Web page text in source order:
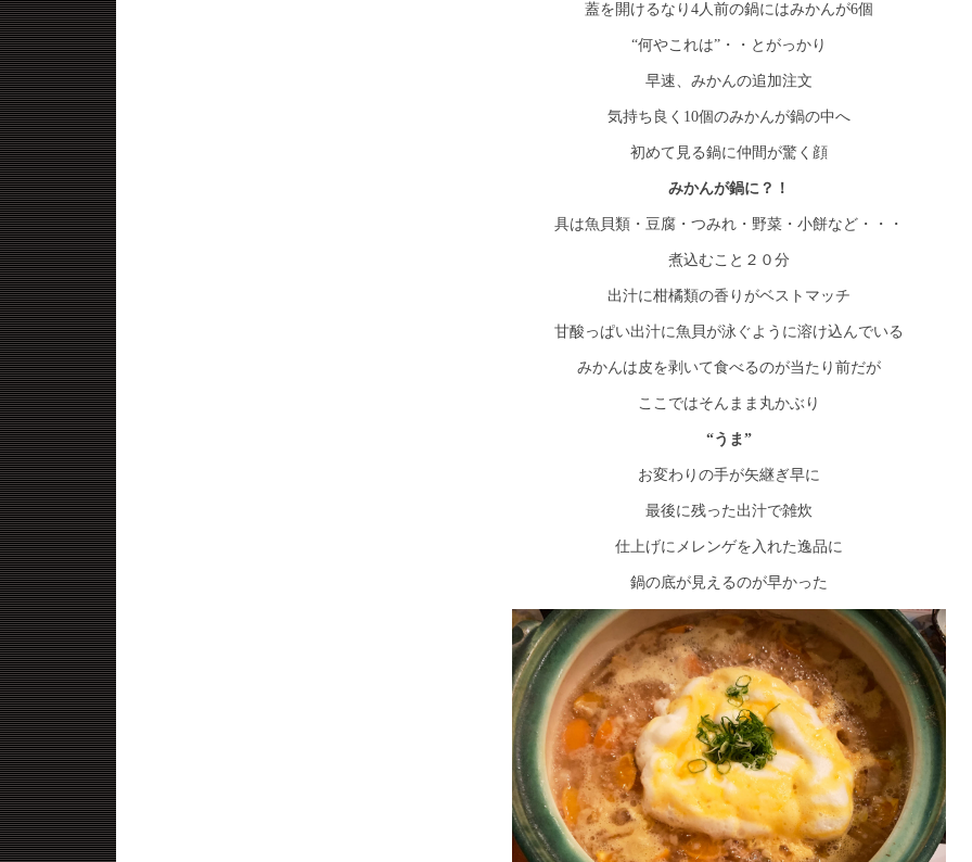
蓋を開けるなり4人前の鍋にはみかんが6個
“何やこれは”・・とがっかり
早速、みかんの追加注文
気持ち良く10個のみかんが鍋の中へ
初めて見る鍋に仲間が驚く顔
みかんが鍋に？！
具は魚貝類・豆腐・つみれ・野菜・小餅など・・・
煮込むこと２０分
出汁に柑橘類の香りがベストマッチ
甘酸っぱい出汁に魚貝が泳ぐように溶け込んでいる
みかんは皮を剥いて食べるのが当たり前だが
ここではそんまま丸かぶり
“うま”
お変わりの手が矢継ぎ早に
最後に残った出汁で雑炊
仕上げにメレンゲを入れた逸品に
鍋の底が見えるのが早かった